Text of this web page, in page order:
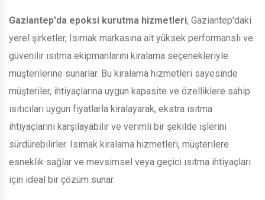
Gaziantep'da epoksi kurutma hizmetleri, Gaziantep'daki
yerel şirketler, Isımak markasına ait yüksek performanslı ve
güvenilir ısıtma ekipmanlarını kiralama seçenekleriyle
müşterilerine sunarlar. Bu kiralama hizmetleri sayesinde
müşteriler, ihtiyaçlarına uygun kapasite ve özelliklere sahip
ısıtıcıları uygun fiyatlarla kiralayarak, ekstra ısıtma
ihtiyaçlarını karşılayabilir ve verimli bir şekilde işlerini
sürdürebilirler. Isımak kiralama hizmetleri, müşterilere
esneklik sağlar ve mevsimsel veya geçici ısıtma ihtiyaçları
için ideal bir çözüm sunar.